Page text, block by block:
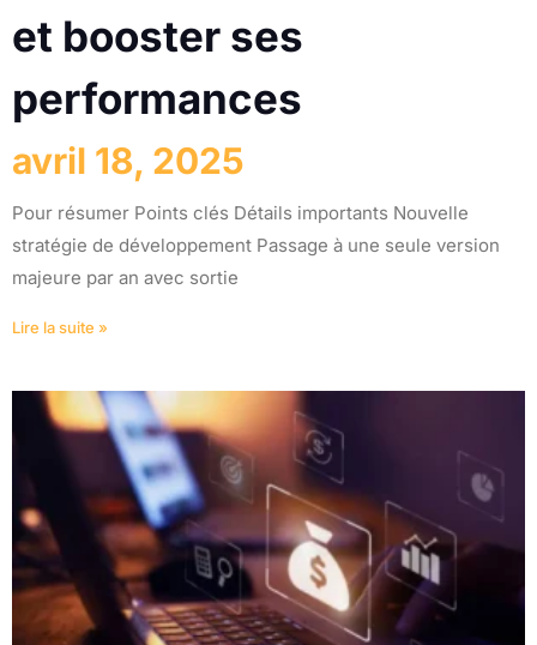
et booster ses
performances
avril 18, 2025
Pour résumer Points clés Détails importants Nouvelle
stratégie de développement Passage à une seule version
majeure par an avec sortie
Lire la suite »